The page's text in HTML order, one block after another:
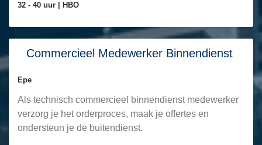
32 - 40 uur | HBO
Commercieel Medewerker Binnendienst
Epe
Als technisch commercieel binnendienst medewerker
verzorg je het orderproces, maak je offertes en
ondersteun je de buitendienst.